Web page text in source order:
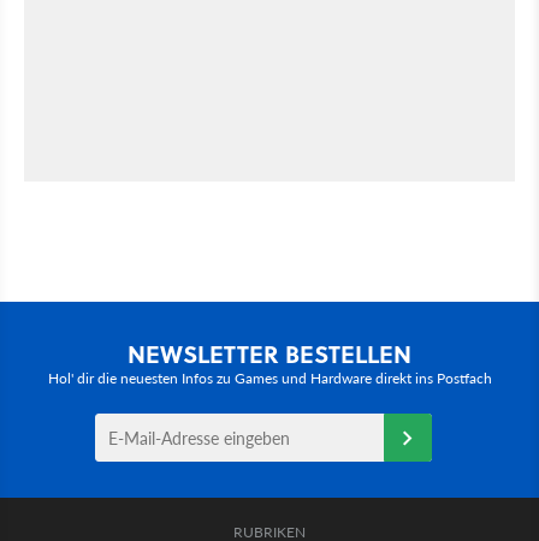
NEWSLETTER BESTELLEN
Hol' dir die neuesten Infos zu Games und Hardware direkt ins Postfach
RUBRIKEN